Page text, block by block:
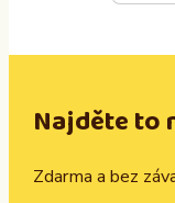
Najděte
Zdarma a bez